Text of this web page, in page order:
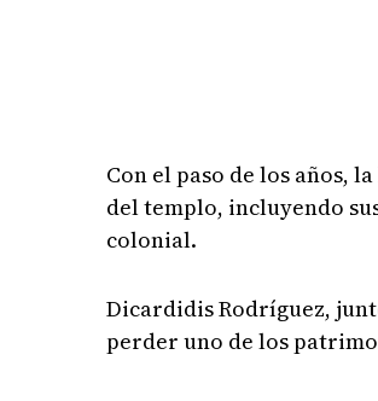
Con el paso de los años,
del templo, incluyendo
colonial.
Dicardidis Rodríguez,
perder uno de los